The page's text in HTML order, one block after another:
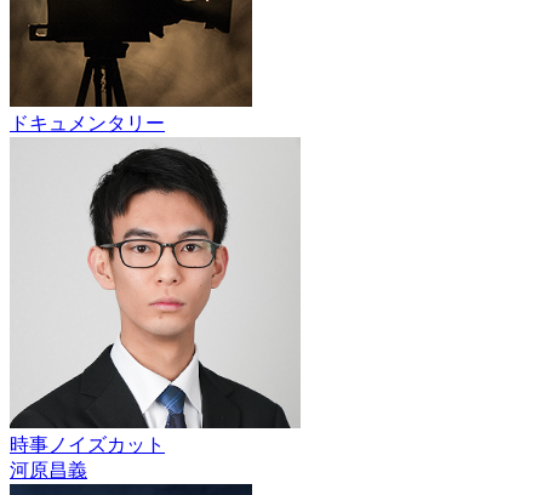
ドキュメンタリー
時事ノイズカット
河原昌義